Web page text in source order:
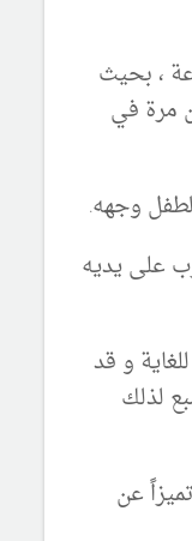
، بحيث
مرة في
وجهه.
على يديه
و قد
لذلك
عن